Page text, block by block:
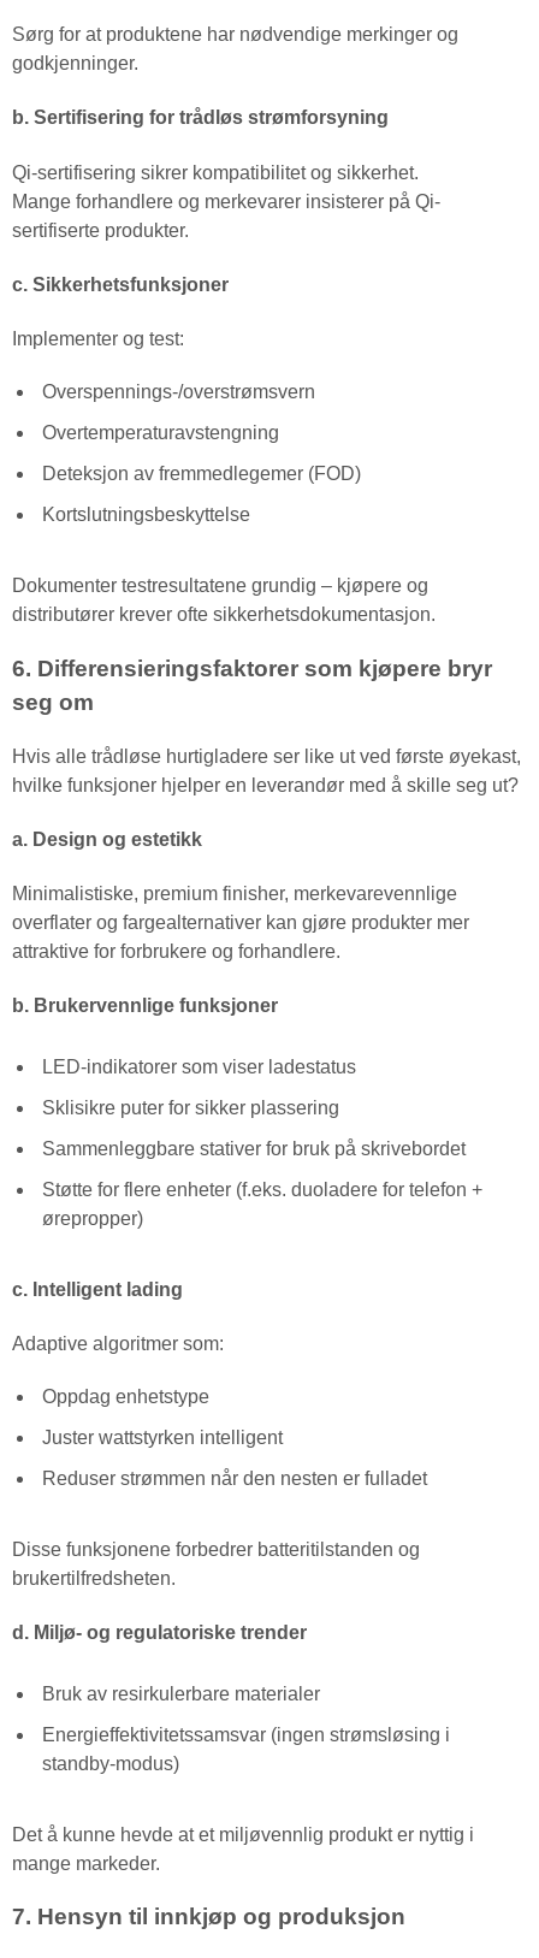
Sørg for at produktene har nødvendige merkinger og
godkjenninger.
b. Sertifisering for trådløs strømforsyning
Qi-sertifisering sikrer kompatibilitet og sikkerhet.
Mange forhandlere og merkevarer insisterer på Qi-
sertifiserte produkter.
c. Sikkerhetsfunksjoner
Implementer og test:
Overspennings-/overstrømsvern
Overtemperaturavstengning
Deteksjon av fremmedlegemer (FOD)
Kortslutningsbeskyttelse
Dokumenter testresultatene grundig – kjøpere og
distributører krever ofte sikkerhetsdokumentasjon.
6. Differensieringsfaktorer som kjøpere bryr
seg om
Hvis alle trådløse hurtigladere ser like ut ved første øyekast,
hvilke funksjoner hjelper en leverandør med å skille seg ut?
a. Design og estetikk
Minimalistiske, premium finisher, merkevarevennlige
overflater og fargealternativer kan gjøre produkter mer
attraktive for forbrukere og forhandlere.
b. Brukervennlige funksjoner
LED-indikatorer som viser ladestatus
Sklisikre puter for sikker plassering
Sammenleggbare stativer for bruk på skrivebordet
Støtte for flere enheter (f.eks. duoladere for telefon +
ørepropper)
c. Intelligent lading
Adaptive algoritmer som:
Oppdag enhetstype
Juster wattstyrken intelligent
Reduser strømmen når den nesten er fulladet
Disse funksjonene forbedrer batteritilstanden og
brukertilfredsheten.
d. Miljø- og regulatoriske trender
Bruk av resirkulerbare materialer
Energieffektivitetssamsvar (ingen strømsløsing i
standby-modus)
Det å kunne hevde at et miljøvennlig produkt er nyttig i
mange markeder.
7. Hensyn til innkjøp og produksjon